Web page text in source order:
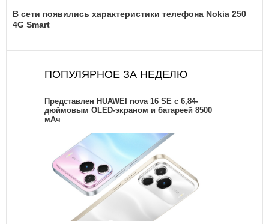
В сети появились характеристики телефона Nokia 250
4G Smart
ПОПУЛЯРНОЕ ЗА НЕДЕЛЮ
Представлен HUAWEI nova 16 SE с 6,84-
дюймовым OLED-экраном и батареей 8500
мАч